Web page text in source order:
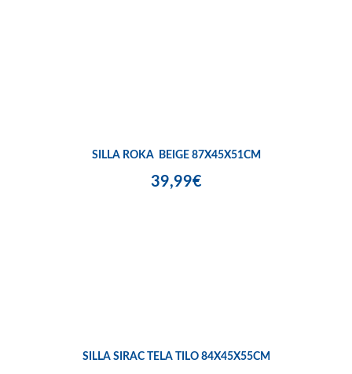
SILLA ROKA BEIGE 87X45X51CM
39,99€
SILLA SIRAC TELA TILO 84X45X55CM